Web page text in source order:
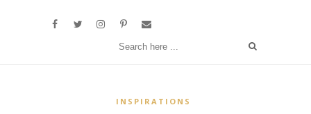
INSPIRATIONS